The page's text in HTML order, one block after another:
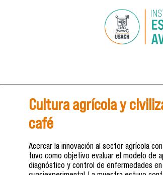
Cultura agrícola y
café
Acercar la innovación al sector agrícola
tuvo como objetivo evaluar el modelo de
diagnóstico y control de enfermedades